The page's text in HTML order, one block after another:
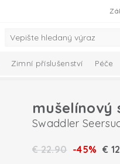
Zimní příslušenství Péče
mušelínový
Swaddler
€22.90 -45% €